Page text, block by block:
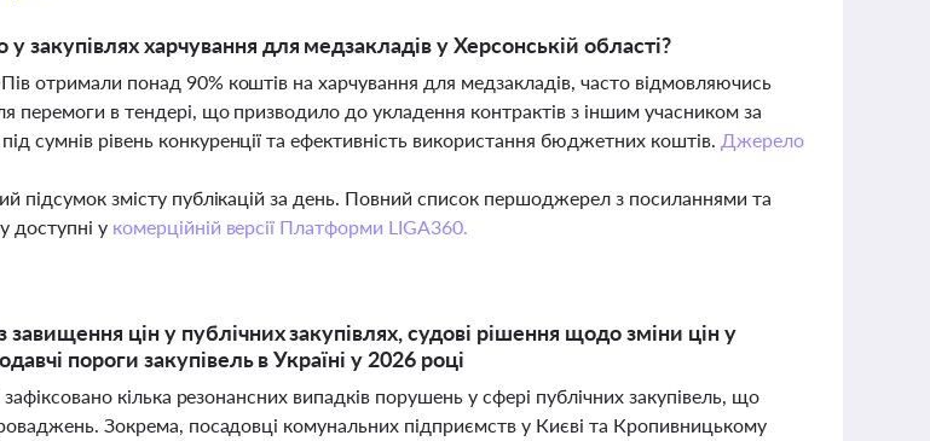
закупівлях харчування для медзакладів у Херсонській області?
отримали понад 90% коштів на харчування для медзакладів, часто відмовляючись
перемоги в тендері, що призводило до укладення контрактів з іншим учасником за
сумнів рівень конкуренції та ефективність використання бюджетних коштів. Джерело
підсумок змісту публікацій за день. Повний список першоджерел з посиланнями та
доступні у комерційній версії Платформи LIGA360.
завищення цін у публічних закупівлях, судові рішення щодо зміни цін у
пороги закупівель в Україні у 2026 році
кілька резонансних випадків порушень у сфері публічних закупівель, що
Зокрема, посадовці комунальних підприємств у Києві та Кропивницькому